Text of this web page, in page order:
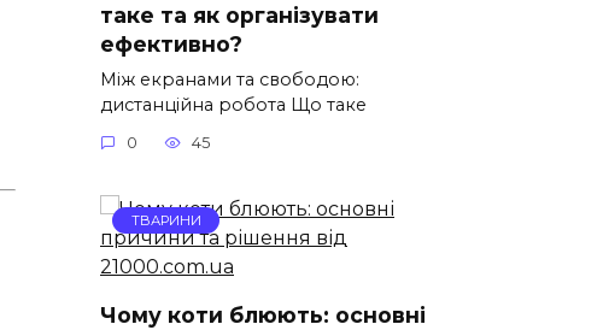
таке та як організувати
ефективно?
Між екранами та свободою:
дистанційна робота Що таке
0 45
ТВАРИНИ
Чому коти блюють: основні